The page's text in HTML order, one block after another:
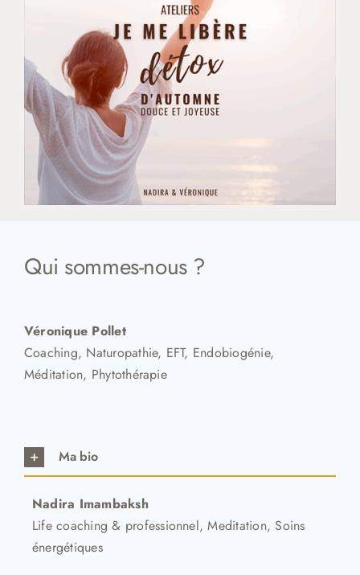
Qui sommes-nous ?
Véronique Pollet
Coaching, Naturopathie, EFT, Endobiogénie,
Méditation, Phytothérapie
Ma bio
Nadira Imambaksh
Life coaching & professionnel, Meditation, Soins
énergétiques